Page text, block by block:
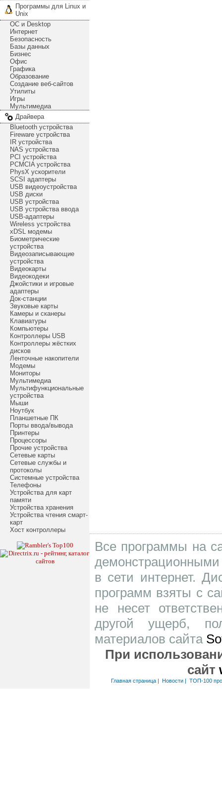
Программы для Linux и
Unix
ОС и Desktop
Интернет
Безопасность
Базы данных
Бизнес
Офис
Графика
Образование
Создание веб-сайтов
Утилиты
Игры
Мультимедиа
Драйвера
Bluetooth устройства
Fireware устройства
IR устройства
NAS устройства
PCI устройства
PCMCIA устройства
PhysX ускорители
SCSI адаптеры
USB видеоустройства
USB диски
USB устройства
USB устройства ввода
USB-адаптеры
Wireless устройства
xDSL модемы
Биометрические
устройства
Видеозаписывающие
устройства
Видеокарты
Видеокодеки
Джойстики и игровые
адаптеры
Док-станции
Звуковые карты
Камеры и сканеры
Клавиатуры
Компьютеры
Контроллеры USB
Контроллеры жёстких
дисков
Ленточные накопители
Модемы
Мониторы
Мультимедиа
Мультифункциональные
устройства
Мыши
Ноутбук
Планшетные ПК
Порты ввода/вывода
Принтеры
Процессоры
Прочие устройства
Сетевые карты
Сетевые службы и
протоколы
Системные устройства
Телефоны
Устройства для карт
памяти
Устройства хранения
Устройства чтения смарт-
карт
Хост контроллеры
Все программы на
в сети интернет.
программ взяты с
не несет
другой ущерб,
материалов сайта
При
сайт
Главная страница| Новости| ТОП-100